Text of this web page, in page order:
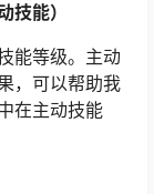
技能）
能等级。主动
，可以帮助我
在主动技能